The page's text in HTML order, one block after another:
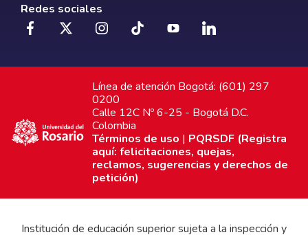
Redes sociales
Línea de atención Bogotá: (601) 297
0200
Calle 12C Nº 6-25 - Bogotá D.C.
Colombia
Términos de uso | PQRSDF (Registra
aquí: felicitaciones, quejas,
reclamos, sugerencias y derechos de
petición)
Institución de educación superior sujeta a la inspección y